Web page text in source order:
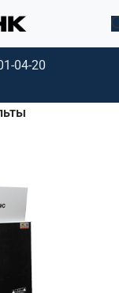
04-20